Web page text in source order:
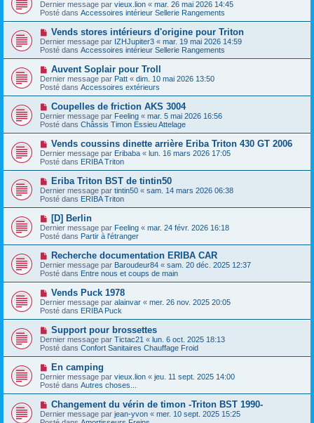
s
a
g
e
u
m
e
s
s
a
g
u
v
e
u
m
e
s
s
a
g
e
Dernier message par vieux.lion « mar. 26 mai 2026 14:45
Posté dans Accessoires intérieur Sellerie Rangements
N
o
u
v
a
u
m
e
s
s
a
g
e
Vends stores intérieurs d'origine pour Triton
Dernier message par IZHJupiter3 « mar. 19 mai 2026 14:59
Posté dans Accessoires intérieur Sellerie Rangements
N
o
u
v
a
u
m
e
s
s
a
g
e
Auvent Soplair pour Troll
Dernier message par Patt « dim. 10 mai 2026 13:50
Posté dans Accessoires extérieurs
N
o
u
v
e
u
m
e
s
a
g
e
Coupelles de friction AKS 3004
Dernier message par Feeling « mar. 5 mai 2026 16:56
Posté dans Châssis Timon Essieu Attelage
N
o
u
v
e
a
u
m
e
s
a
g
e
Vends coussins dinette arrière Eriba Triton 430 GT 2006
Dernier message par Eribaba « lun. 16 mars 2026 17:05
Posté dans ERIBA Triton
N
o
u
v
e
u
m
e
s
a
g
e
Eriba Triton BST de tintin50
Dernier message par tintin50 « sam. 14 mars 2026 06:38
Posté dans ERIBA Triton
N
o
u
v
e
a
u
m
e
s
s
a
g
e
[D] Berlin
Dernier message par Feeling « mar. 24 févr. 2026 16:18
Posté dans Partir à l'étranger
N
o
u
v
e
u
m
e
s
s
a
g
e
Recherche documentation ERIBA CAR
Dernier message par Baroudeur84 « sam. 20 déc. 2025 12:37
Posté dans Entre nous et coups de main
N
o
u
v
e
a
u
m
e
s
a
g
e
Vends Puck 1978
Dernier message par alainvar « mer. 26 nov. 2025 20:05
Posté dans ERIBA Puck
N
o
u
v
e
a
u
m
e
s
s
a
Support pour brossettes
Dernier message par Tictac21 « lun. 6 oct. 2025 18:13
Posté dans Confort Sanitaires Chauffage Froid
N
o
u
v
a
u
En camping
Dernier message par vieux.lion « jeu. 11 sept. 2025 14:00
Posté dans Autres choses...
N
o
u
Changement du vérin de timon -Triton BST 1990-
Dernier message par jean-yvon « mer. 10 sept. 2025 15:25